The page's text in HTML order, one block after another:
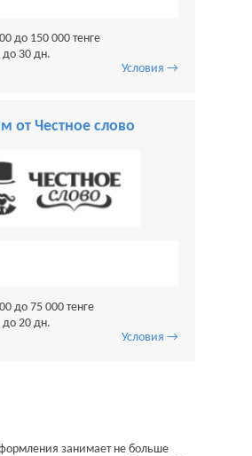
до 150 000 тенге
до 30 дн.
Условия →
от Честное слово
до 75 000 тенге
до 20 дн.
Условия →
занимает не больше